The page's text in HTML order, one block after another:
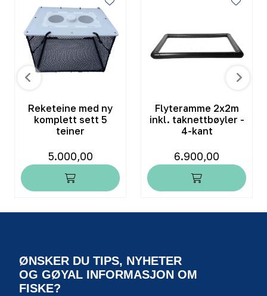
Reketeine med ny
komplett sett 5
teiner
5.000,00
Flyteramme 2x2m
inkl. taknettbøyler -
4-kant
6.900,00
ØNSKER DU TIPS, NYHETER
OG GØYAL INFORMASJON OM
FISKE?